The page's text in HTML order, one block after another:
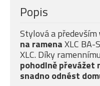
Popis
Stylová a především
na ramenaXLC BA-
XLC. Díky
pohodlně převážet
snadno odnést